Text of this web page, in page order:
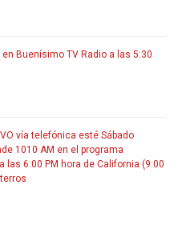
Buenísimo TV Radio a las 5:30
vía telefónica esté Sábado
1010 AM en el programa
las 6:00 PM hora de California (9:00